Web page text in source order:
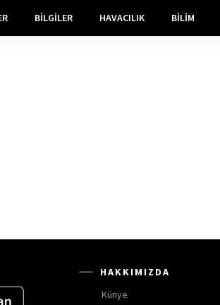
BILGILER HAVACILIK BILIM
HAKKIMIZDA
Künye